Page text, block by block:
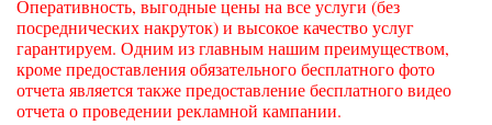
Оперативность, выгодные цены на все услуги (без
посреднических накруток) и высокое качество услуг
гарантируем. Одним из главным нашим преимуществом,
кроме предоставления обязательного бесплатного фото
отчета является также предоставление бесплатного видео
отчета о проведении рекламной кампании.